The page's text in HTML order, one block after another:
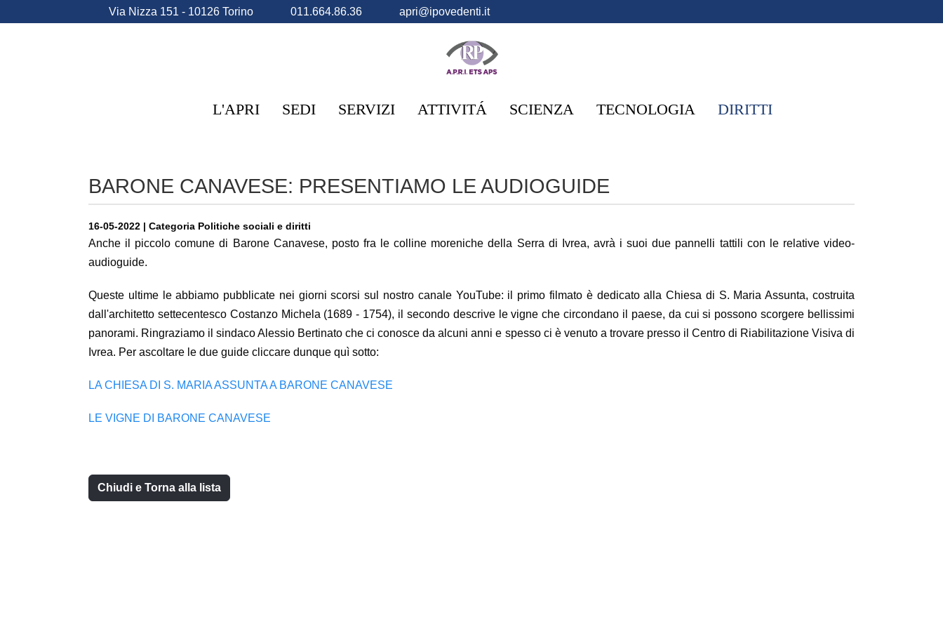
Via Nizza 151 - 10126 Torino 011.664.86.36 apri@ipovedenti.it
L'APRI SEDI SERVIZI ATTIVITÁ SCIENZA TECNOLOGIA DIRITTI
BARONE CANAVESE: PRESENTIAMO LE AUDIOGUIDE
16-05-2022 | Categoria Politiche sociali e diritti
Anche il piccolo comune di Barone Canavese, posto fra le colline moreniche della Serra di Ivrea, avrà i suoi due pannelli tattili con le relative video-
audioguide.
Queste ultime le abbiamo pubblicate nei giorni scorsi sul nostro canale YouTube: il primo filmato è dedicato alla Chiesa di S. Maria Assunta, costruita
dall'architetto settecentesco Costanzo Michela (1689 - 1754), il secondo descrive le vigne che circondano il paese, da cui si possono scorgere bellissimi
panorami. Ringraziamo il sindaco Alessio Bertinato che ci conosce da alcuni anni e spesso ci è venuto a trovare presso il Centro di Riabilitazione Visiva di
Ivrea. Per ascoltare le due guide cliccare dunque quì sotto:
LA CHIESA DI S. MARIA ASSUNTA A BARONE CANAVESE
LE VIGNE DI BARONE CANAVESE
Chiudi e Torna alla lista